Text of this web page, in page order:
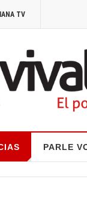
TV
PARLE